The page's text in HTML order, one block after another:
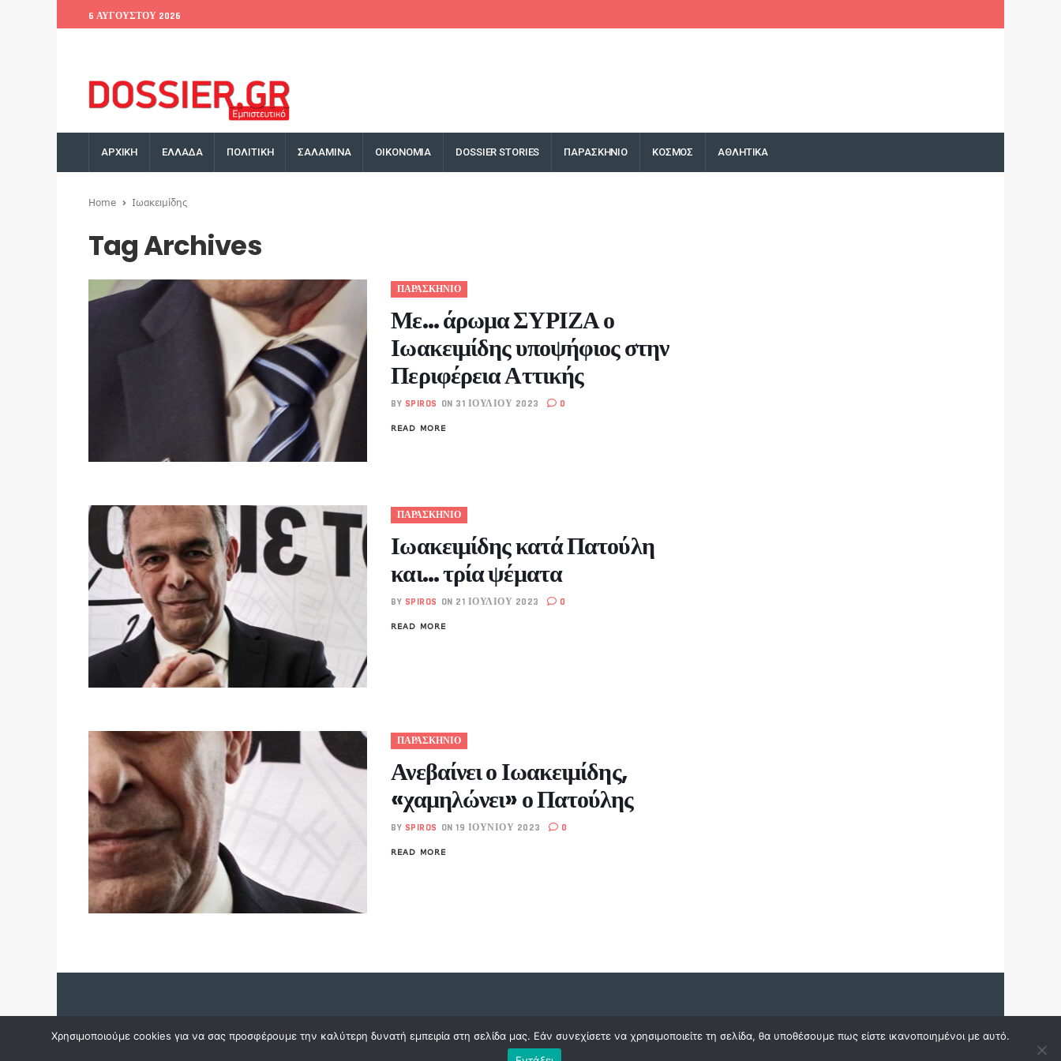
6 ΑΥΓΟΎΣΤΟΥ 2026
ΑΡΧΙΚΗ ΕΛΛΑΔΑ ΠΟΛΙΤΙΚΗ ΣΑΛΑΜΙΝΑ ΟΙΚΟΝΟΜΙΑ DOSSIER STORIES ΠΑΡΑΣΚΗΝΙΟ ΚΟΣΜΟΣ ΑΘΛΗΤΙΚΑ
Home Ιωακειμίδης
Tag Archives
ΠΑΡΑΣΚΗΝΙΟ
Με… άρωμα ΣΥΡΙΖΑ ο
Ιωακειμίδης υποψήφιος στην
Περιφέρεια Αττικής
BY SPIROS ON 31 ΙΟΥΛΊΟΥ 2023 0
READ MORE
ΠΑΡΑΣΚΗΝΙΟ
Ιωακειμίδης κατά Πατούλη
και… τρία ψέματα
BY SPIROS ON 21 ΙΟΥΛΊΟΥ 2023 0
READ MORE
ΠΑΡΑΣΚΗΝΙΟ
Ανεβαίνει ο Ιωακειμίδης,
«χαμηλώνει» ο Πατούλης
BY SPIROS ON 19 ΙΟΥΝΊΟΥ 2023 0
READ MORE
Copyright © 2023 dossiers.gr. All rights reserved.
Χρησιμοποιούμε cookies για να σας προσφέρουμε την καλύτερη δυνατή εμπειρία στη σελίδα μας. Εάν συνεχίσετε να χρησιμοποιείτε τη σελίδα, θα υποθέσουμε πως είστε ικανοποιημένοι με αυτό.